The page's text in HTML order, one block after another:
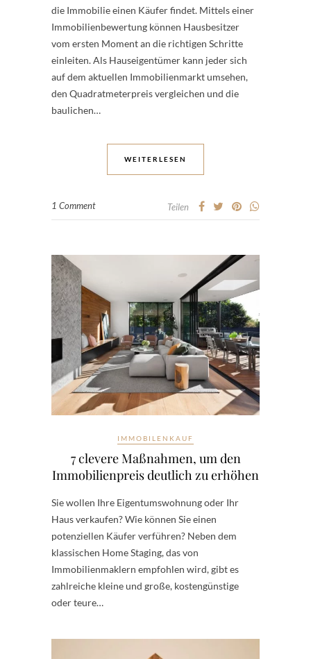
die Immobilie einen Käufer findet. Mittels einer
Immobilienbewertung können Hausbesitzer
vom ersten Moment an die richtigen Schritte
einleiten. Als Hauseigentümer kann jeder sich
auf dem aktuellen Immobilienmarkt umsehen,
den Quadratmeterpreis vergleichen und die
baulichen…
WEITERLESEN
1 Comment Teilen
IMMOBILENKAUF
7 clevere Maßnahmen, um den
Immobilienpreis deutlich zu erhöhen
Sie wollen Ihre Eigentumswohnung oder Ihr
Haus verkaufen? Wie können Sie einen
potenziellen Käufer verführen? Neben dem
klassischen Home Staging, das von
Immobilienmaklern empfohlen wird, gibt es
zahlreiche kleine und große, kostengünstige
oder teure…